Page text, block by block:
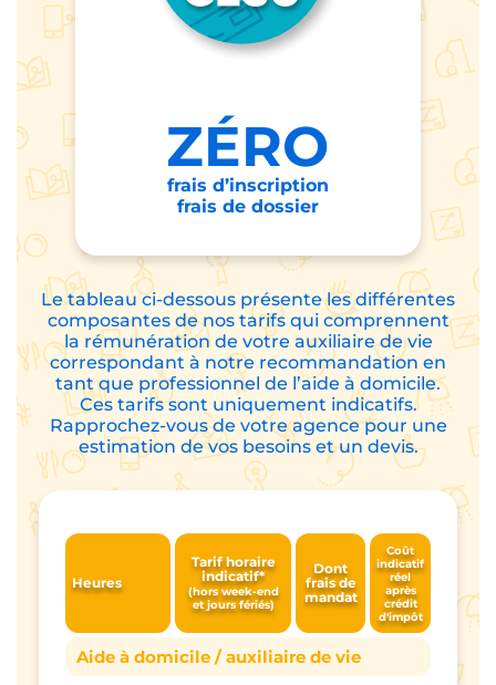
ZÉRO
frais d’inscription
frais de dossier
Le tableau ci-dessous présente les différentes
composantes de nos tarifs qui comprennent
la rémunération de votre auxiliaire de vie
correspondant à notre recommandation en
tant que professionnel de l’aide à domicile.
Ces tarifs sont uniquement indicatifs.
Rapprochez-vous de votre agence pour une
estimation de vos besoins et un devis.
Heures
Tarif horaire
indicatif*
(hors week-end
et jours fériés)
Dont
frais de
mandat
Coût
indicatif
réel
après
crédit
d'impôt
Aide à domicile / auxiliaire de vie